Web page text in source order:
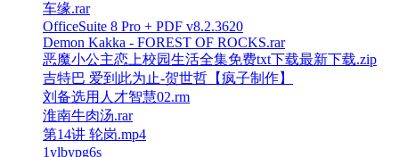
车缘.rar
OfficeSuite 8 Pro + PDF v8.2.3620
Demon Kakka - FOREST OF ROCKS.rar
恶魔小公主恋上校园生活全集免费txt下载最新下载.zip
吉特巴 爱到此为止-贺世哲【疯子制作】
刘备选用人才智慧02.rm
淮南牛肉汤.rar
第14讲 轮岗.mp4
1ylbypg6s